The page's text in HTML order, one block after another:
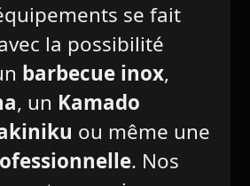
se fait
la possibilité
barbecue inox,
, un Kamado
ou même une
. Nos